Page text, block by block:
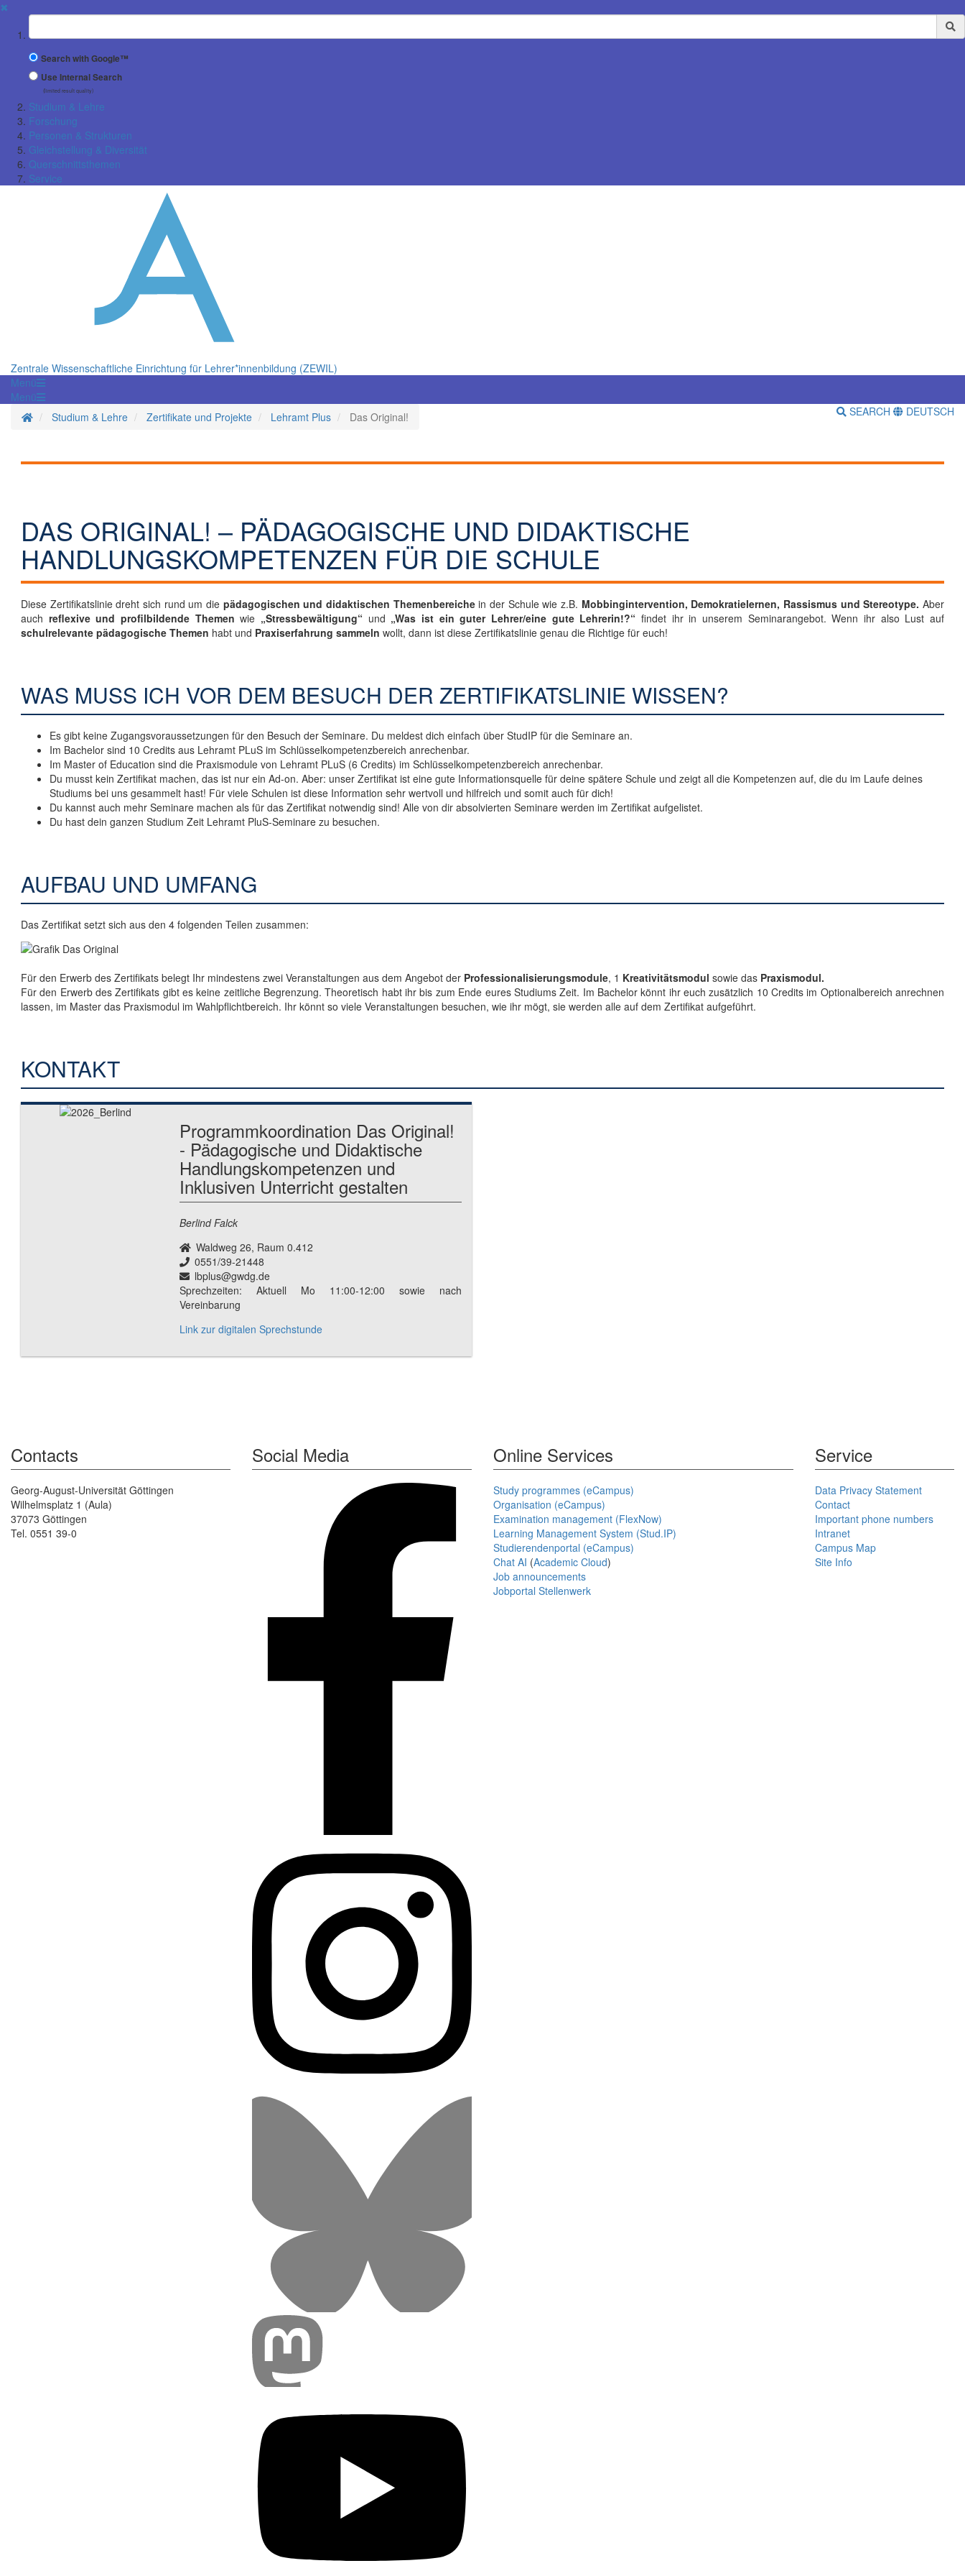
✖
Suchbegriff
Search with Google™
Use Internal Search
(limited result quality)
Studium & Lehre
Forschung
Personen & Strukturen
Gleichstellung & Diversität
Querschnittsthemen
Service
Zentrale Wissenschaftliche Einrichtung für Lehrer*innenbildung (ZEWIL)
Menü
Menü
Homepage
Studium & Lehre Zertifikate und Projekte Lehramt Plus Das Original! SEARCH DEUTSCH
DAS ORIGINAL! – PÄDAGOGISCHE UND DIDAKTISCHE
HANDLUNGSKOMPETENZEN FÜR DIE SCHULE
Diese Zertifikatslinie dreht sich rund um die pädagogischen und didaktischen Themenbereichein der Schule wie z.B. Mobbingintervention, Demokratielernen, Rassismus und Stereotype. Aber
auch reflexive und profilbildende Themen wie „Stressbewältigung“ und „Was ist ein guter Lehrer/eine gute Lehrerin!?“ findet ihr in unserem Seminarangebot. Wenn ihr also Lust auf
schulrelevante pädagogische Themen habt und Praxiserfahrung sammeln wollt, dann ist diese Zertifikatslinie genau die Richtige für euch!
WAS MUSS ICH VOR DEM BESUCH DER ZERTIFIKATSLINIE WISSEN?
Es gibt keine Zugangsvoraussetzungen für den Besuch der Seminare. Du meldest dich einfach über StudIP für die Seminare an.
Im Bachelor sind 10 Credits aus Lehramt PLuS im Schlüsselkompetenzbereich anrechenbar.
Im Master of Education sind die Praxismodule von Lehramt PLuS (6 Credits) im Schlüsselkompetenzbereich anrechenbar.
Du musst kein Zertifikat machen, das ist nur ein Ad-on. Aber: unser Zertifikat ist eine gute Informationsquelle für deine spätere Schule und zeigt all die Kompetenzen auf, die du im Laufe deines
Studiums bei uns gesammelt hast! Für viele Schulen ist diese Information sehr wertvoll und hilfreich und somit auch für dich!
Du kannst auch mehr Seminare machen als für das Zertifikat notwendig sind! Alle von dir absolvierten Seminare werden im Zertifikat aufgelistet.
Du hast dein ganzen Studium Zeit Lehramt PluS-Seminare zu besuchen.
AUFBAU UND UMFANG
Das Zertifikat setzt sich aus den 4 folgenden Teilen zusammen:
Für den Erwerb des Zertifikats belegt Ihr mindestens zwei Veranstaltungen aus dem Angebot der Professionalisierungsmodule, 1 Kreativitätsmodul sowie das Praxismodul.
Für den Erwerb des Zertifikats gibt es keine zeitliche Begrenzung. Theoretisch habt ihr bis zum Ende eures Studiums Zeit. Im Bachelor könnt ihr euch zusätzlich 10 Credits im Optionalbereich anrechnen
lassen, im Master das Praxismodul im Wahlpflichtbereich. Ihr könnt so viele Veranstaltungen besuchen, wie ihr mögt, sie werden alle auf dem Zertifikat aufgeführt.
KONTAKT
Programmkoordination Das Original!
- Pädagogische und Didaktische
Handlungskompetenzen und
Inklusiven Unterricht gestalten
Berlind Falck
Waldweg 26, Raum 0.412
0551/39-21448
lbplus@gwdg.de
Sprechzeiten: Aktuell Mo 11:00-12:00 sowie nach
Vereinbarung
Link zur digitalen Sprechstunde
Contacts
Georg-August-Universität Göttingen
Wilhelmsplatz 1 (Aula)
37073 Göttingen
Tel. 0551 39-0
Social Media Online Services
Study programmes (eCampus)
Organisation (eCampus)
Examination management (FlexNow)
Learning Management System (Stud.IP)
Studierendenportal (eCampus)
Chat AI (Academic Cloud)
Job announcements
Jobportal Stellenwerk
Service
Data Privacy Statement
Contact
Important phone numbers
Intranet
Campus Map
Site Info